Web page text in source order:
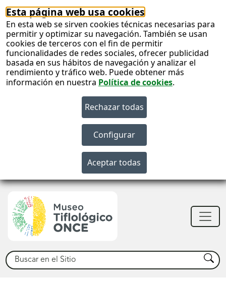
Esta página web usa cookies
En esta web se sirven cookies técnicas necesarias para
permitir y optimizar su navegación. También se usan
cookies de terceros con el fin de permitir
funcionalidades de redes sociales, ofrecer publicidad
basada en sus hábitos de navegación y analizar el
rendimiento y tráfico web. Puede obtener más
información en nuestra Política de cookies.
Buscar Buscar